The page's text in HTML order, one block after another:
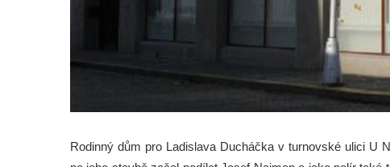
Rodinný dům pro Ladislava Ducháčka v turnovské ulici U